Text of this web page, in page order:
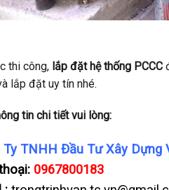
thi công, lắp đặt hệ thống PCCC
lắp đặt uy tín nhé.
tin chi tiết vui lòng:
Ty TNHH Đầu Tư Xây Dựng
0967800183